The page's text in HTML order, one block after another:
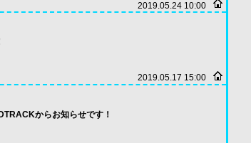
2019.05.24 10:00
2019.05.17 15:00
からお知らせです！